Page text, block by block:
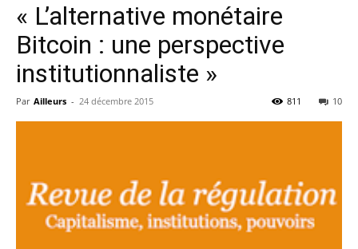
« L’alternative monétaire
Bitcoin : une perspective
institutionnaliste »
Par Ailleurs - 24 décembre 2015 10
811